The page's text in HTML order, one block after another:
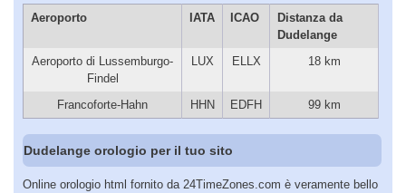
Aeroporto IATA ICAO
Distanza da
Dudelange
Aeroporto di Lussemburgo-
Findel
LUX ELLX 18 km
Francoforte-Hahn HHN EDFH 99 km
Dudelange orologio per il tuo sito
Online orologio html fornito da 24TimeZones.com è veramente bello